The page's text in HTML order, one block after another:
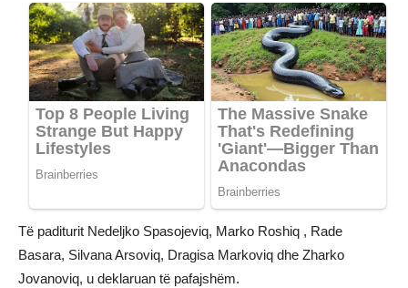
Të paditurit Nedeljko Spasojeviq, Marko Roshiq , Rade
Basara, Silvana Arsoviq, Dragisa Markoviq dhe Zharko
Jovanoviq, u deklaruan të pafajshëm.